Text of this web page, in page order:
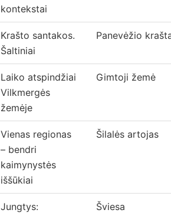
kontekstai
Krašto santakos.
Šaltiniai
Panevėžio
Laiko atspindžiai
Vilkmergės
žemėje
Gimtoji žemė
Vienas regionas
– bendri
kaimynystės
iššūkiai
Šilalės artojas
Jungtys:
Šviesa